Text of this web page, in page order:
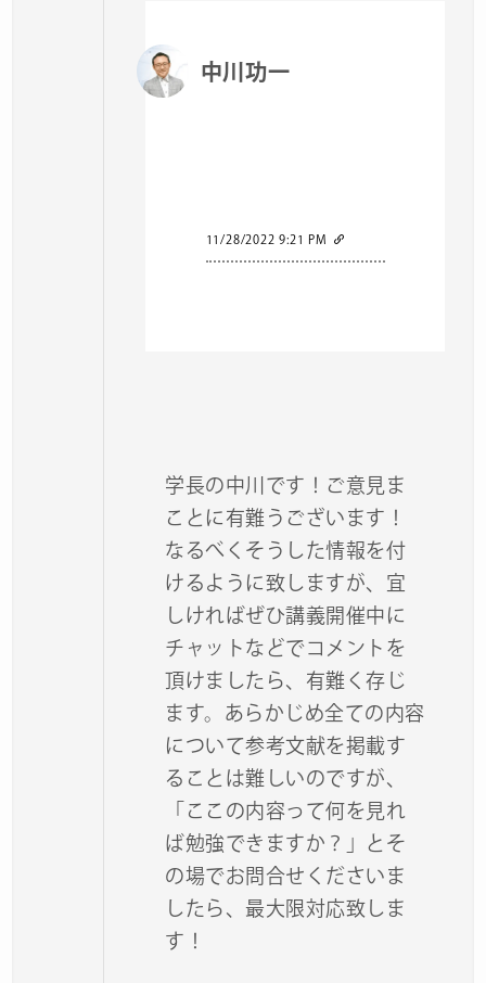
中川功一
11/28/2022 9:21 PM
学長の中川です！ご意見ま
ことに有難うございます！
なるべくそうした情報を付
けるように致しますが、宜
しければぜひ講義開催中に
チャットなどでコメントを
頂けましたら、有難く存じ
ます。あらかじめ全ての内容
について参考文献を掲載す
ることは難しいのですが、
「ここの内容って何を見れ
ば勉強できますか？」とそ
の場でお問合せくださいま
したら、最大限対応致しま
す！